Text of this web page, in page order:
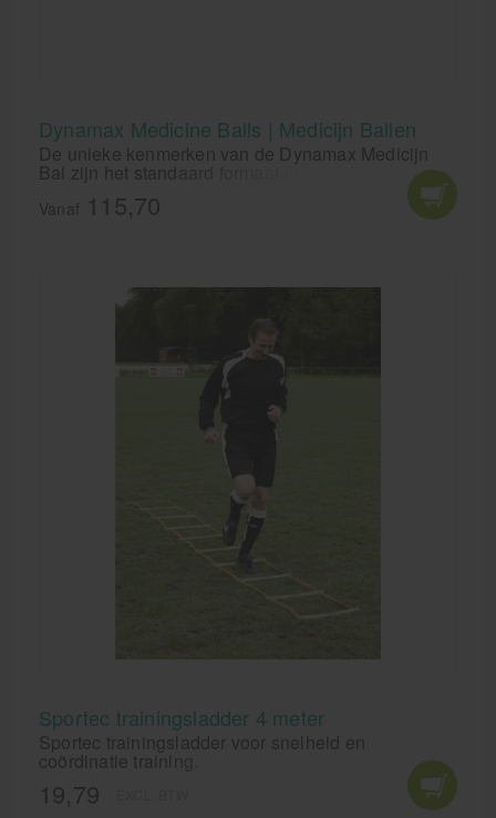
Dynamax Medicine Balls | Medicijn Ballen
De unieke kenmerken van de Dynamax Medicijn
Bal zijn het standaard formaat (35,5 cm) en de
comfortabele grip, die ervoor zorgen dat de ballen
zacht en gripvol aanvoelen.
Vanaf 115,70
Sportec trainingsladder 4 meter
Sportec trainingsladder voor snelheid en
coördinatie training.
19,79